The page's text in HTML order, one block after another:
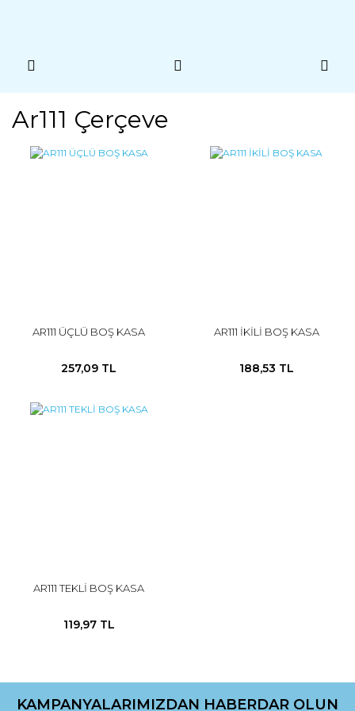
Ar111 Çerçeve
AR111 ÜÇLÜ BOŞ KASA
257,09 TL
AR111 İKİLİ BOŞ KASA
188,53 TL
AR111 TEKLİ BOŞ KASA
119,97 TL
KAMPANYALARIMIZDAN HABERDAR OLUN